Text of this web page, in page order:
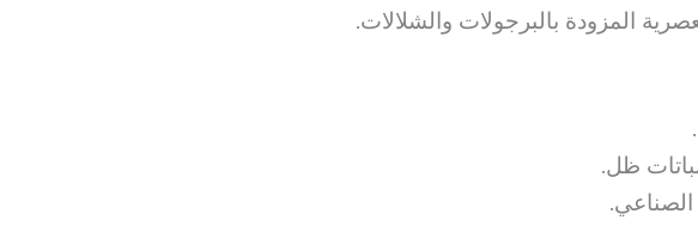
المزودة بالبرجولات والشلالات.
ظل.